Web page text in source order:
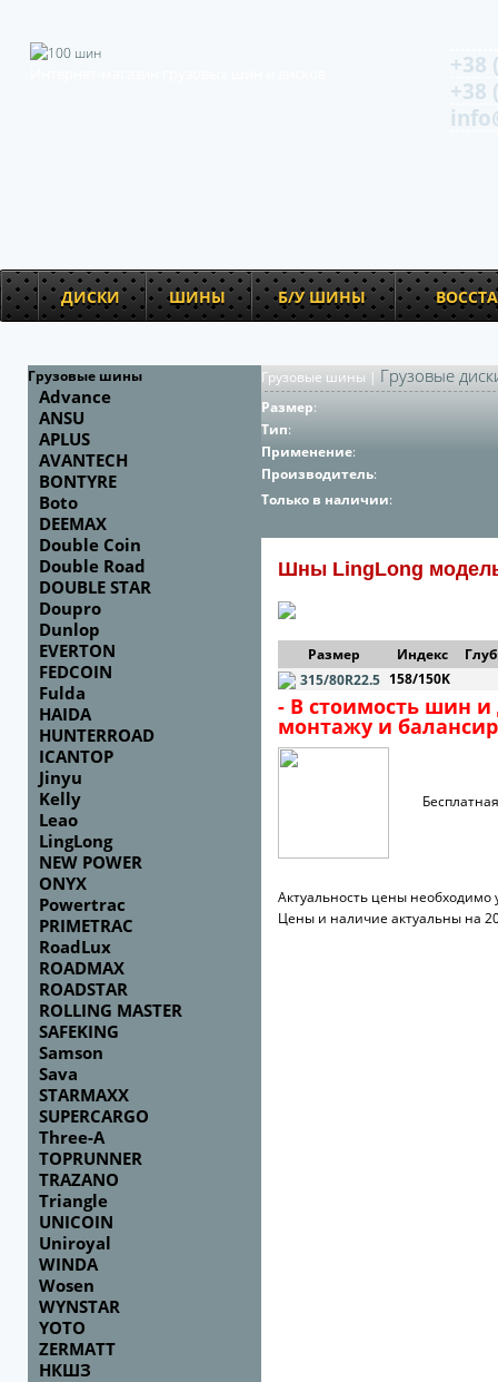
+38
+38
ДИСКИ ШИНЫ Б/У ШИНЫ
Грузовые шины
Advance
ANSU
APLUS
AVANTECH
BONTYRE
Boto
DEEMAX
Double Coin
Double Road
DOUBLE STAR
Doupro
Dunlop
EVERTON
FEDCOIN
Fulda
HAIDA
HUNTERROAD
ICANTOP
Jinyu
Kelly
Leao
LingLong
NEW POWER
ONYX
Powertrac
PRIMETRAC
RoadLux
ROADMAX
ROADSTAR
ROLLING MASTER
SAFEKING
Samson
Sava
STARMAXX
SUPERCARGO
Three-A
TOPRUNNER
TRAZANO
Triangle
UNICOIN
Uniroyal
WINDA
Wosen
WYNSTAR
YOTO
ZERMATT
НКШЗ
Грузовые шины | Грузовые
Размер:
Тип:
Применение:
Производитель:
Только в наличии:
Шны LingLong
Размер Индекс
315/80R22.5 158/150K
- В стоимость шин и
монтажу и
Бесплатная
Актуальность цены необходимо
Цены и наличие актуальны на